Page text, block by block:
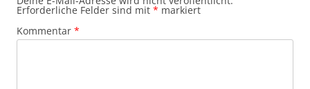
Erforderliche Felder sind mit * markiert
Kommentar *